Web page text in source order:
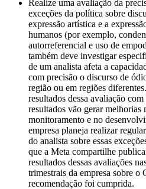
Realize uma avaliação da
exceções da política sobre
expressão artística e a
humanos (por exemplo,
autorreferencial e uso de
também deve investigar
de um analista afeta a
com precisão o discurso de
região ou em regiões
resultados dessa avaliação
resultados vão gerar melhorias
monitoramento e no
empresa planeja realizar
do analista sobre essas
que a Meta compartilhe
resultados dessas avaliações
trimestrais da empresa sobre o
recomendação foi cumprida.